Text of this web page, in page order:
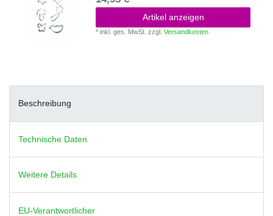
Artikel anzeigen
*inkl. ges. MwSt. zzgl.Versandkosten
Beschreibung
Technische Daten
Weitere Details
EU-Verantwortlicher